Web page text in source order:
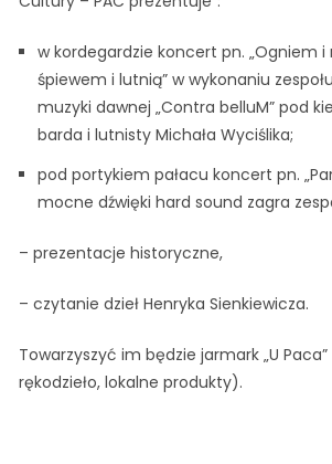
w kordegardzie koncert pn. „Ogniem
śpiewem i lutnią” w wykonaniu
muzyki dawnej „Contra belluM” pod
barda i lutnisty Michała Wyciślika;
pod portykiem pałacu koncert pn.
mocne dźwięki hard sound zagra
– prezentacje historyczne,
– czytanie dzieł Henryka Sienkiewicza.
Towarzyszyć im będzie jarmark „U
rękodzieło, lokalne produkty).